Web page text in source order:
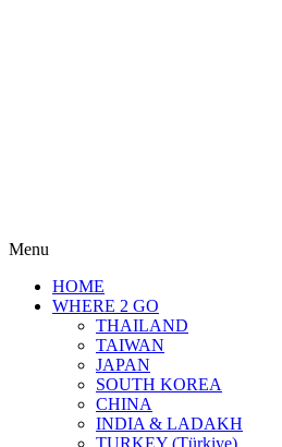
Menu
HOME
WHERE 2 GO
THAILAND
TAIWAN
JAPAN
SOUTH KOREA
CHINA
INDIA & LADAKH
TURKEY (Türkiye)